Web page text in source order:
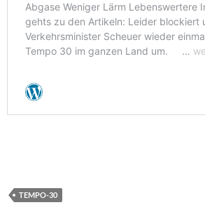
TEMPO-30